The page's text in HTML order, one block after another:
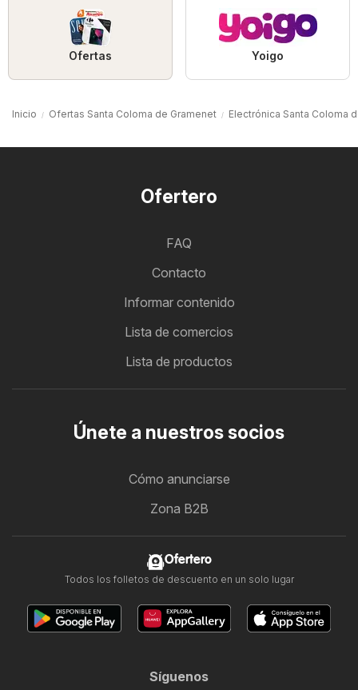
Ofertas Yoigo
Inicio Ofertas Santa Coloma de Gramenet Electrónica Santa Coloma
Ofertero
FAQ
Contacto
Informar contenido
Lista de comercios
Lista de productos
Únete a nuestros socios
Cómo anunciarse
Zona B2B
Ofertero
Todos los folletos de descuento en un solo lugar
Síguenos